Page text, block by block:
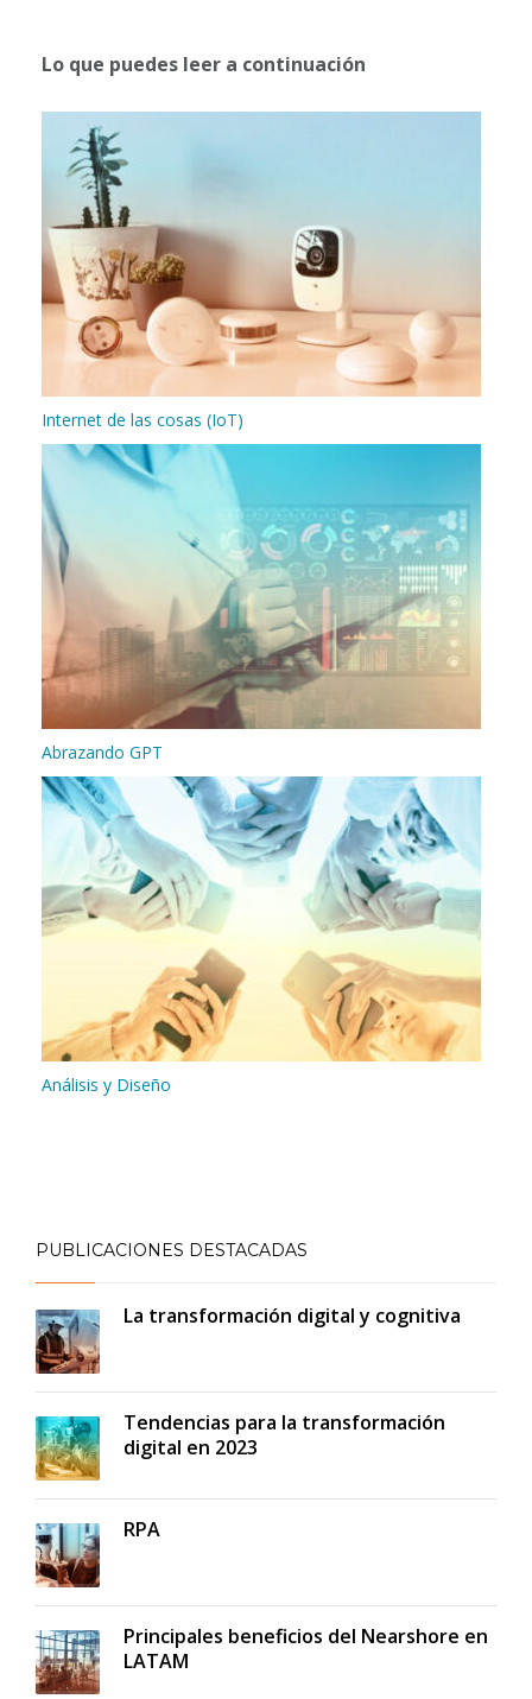
Lo que puedes leer a continuación
Internet de las cosas (IoT)
Abrazando GPT
Análisis y Diseño
PUBLICACIONES DESTACADAS
La transformación digital y cognitiva
Tendencias para la transformación
digital en 2023
RPA
Principales beneficios del Nearshore en
LATAM